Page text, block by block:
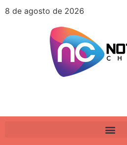
8 de agosto de 2026